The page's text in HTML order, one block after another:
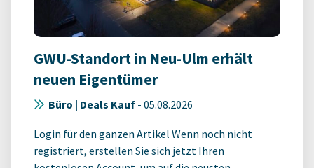
GWU-Standort in Neu-Ulm erhält
neuen Eigentümer
Büro | Deals Kauf - 05.08.2026
Login für den ganzen Artikel Wenn noch nicht
registriert, erstellen Sie sich jetzt Ihren